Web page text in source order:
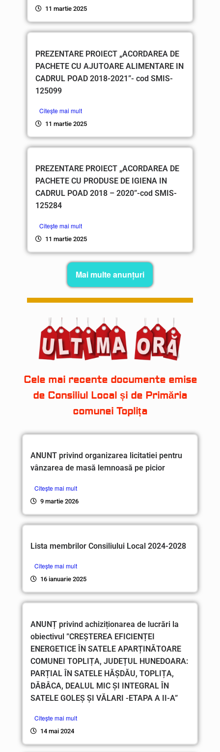
11 martie 2025
PREZENTARE PROIECT „ACORDAREA DE
PACHETE CU AJUTOARE ALIMENTARE IN
CADRUL POAD 2018-2021”- cod SMIS-
125099
Citește mai mult
11 martie 2025
PREZENTARE PROIECT „ACORDAREA DE
PACHETE CU PRODUSE DE IGIENA IN
CADRUL POAD 2018 – 2020”-cod SMIS-
125284
Citește mai mult
11 martie 2025
Mai multe anunțuri
Cele mai recente documente emise
de Consiliul Local și de Primăria
comunei Toplița
ANUNT privind organizarea licitatiei pentru
vânzarea de masă lemnoasă pe picior
Citește mai mult
9 martie 2026
Lista membrilor Consiliului Local 2024-2028
Citește mai mult
16 ianuarie 2025
ANUNȚ privind achiziționarea de lucrări la
obiectivul ”CREȘTEREA EFICIENȚEI
ENERGETICE ÎN SATELE APARȚINĂTOARE
COMUNEI TOPLIȚA, JUDEȚUL HUNEDOARA:
PARȚIAL ÎN SATELE HĂȘDĂU, TOPLIȚA,
DĂBÂCA, DEALUL MIC ȘI INTEGRAL ÎN
SATELE GOLEȘ ȘI VĂLARI -ETAPA A II-A”
Citește mai mult
14 mai 2024